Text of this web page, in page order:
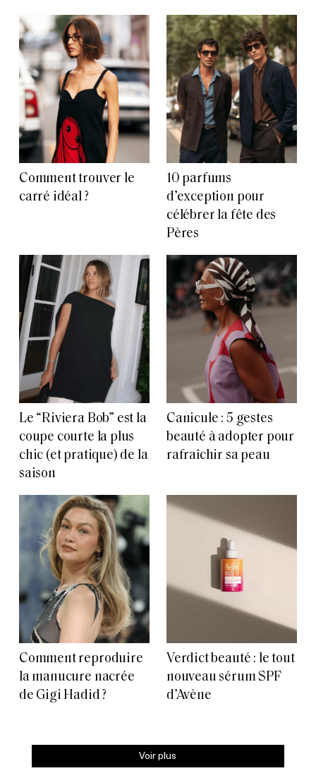
Comment trouver le
carré idéal ?
10 parfums
d’exception pour
célébrer la fête des
Pères
Le “Riviera Bob” est la
coupe courte la plus
chic (et pratique) de la
saison
Canicule : 5 gestes
beauté à adopter pour
rafraîchir sa peau
Comment reproduire
la manucure nacrée
de Gigi Hadid ?
Verdict beauté : le tout
nouveau sérum SPF
d’Avène
Voir plus